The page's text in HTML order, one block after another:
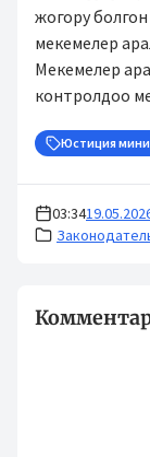
жогору
мекемелер
Мекемелер
контролдоо
Юстиция
03:34